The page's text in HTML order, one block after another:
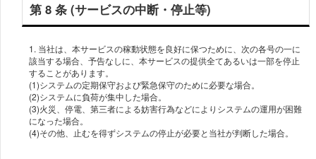
第 8 条 (サービスの中断・停止等)
1. 当社は、本サービスの稼動状態を良好に保つために、次の各号の一に
該当する場合、予告なしに、本サービスの提供全てあるいは一部を停止
することがあります。
(1)システムの定期保守および緊急保守のために必要な場合。
(2)システムに負荷が集中した場合。
(3)火災、停電、第三者による妨害行為などによりシステムの運用が困難
になった場合。
(4)その他、止むを得ずシステムの停止が必要と当社が判断した場合。